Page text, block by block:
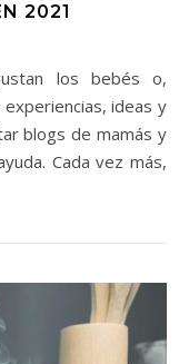
2021
ideas y
blogs de mamás y
Cada vez más,